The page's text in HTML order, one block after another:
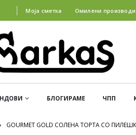
Моја сметка Омилени производи
БЛОГИРАМЕ ЧПП
GOURMET GOLD СОЛЕНА ТОРТА СО